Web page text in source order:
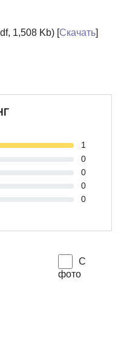
1,508 Kb) [Скачать]
1
0
0
0
0
С
фото